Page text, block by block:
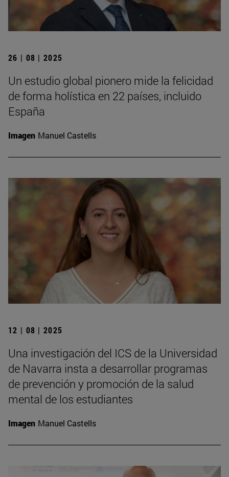
26 | 08 | 2025
Un estudio global pionero mide la felicidad
de forma holística en 22 países, incluido
España
Imagen Manuel Castells
12 | 08 | 2025
Una investigación del ICS de la Universidad
de Navarra insta a desarrollar programas
de prevención y promoción de la salud
mental de los estudiantes
Imagen Manuel Castells